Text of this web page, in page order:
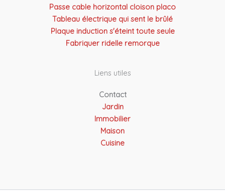
Passe cable horizontal cloison placo
Tableau électrique qui sent le brûlé
Plaque induction s'éteint toute seule
Fabriquer ridelle remorque
Liens utiles
Contact
Jardin
Immobilier
Maison
Cuisine